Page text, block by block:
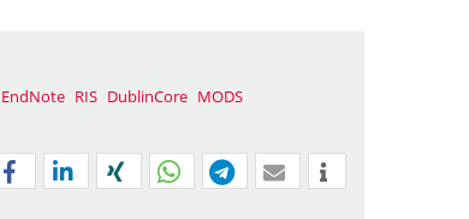
EndNote RIS DublinCore MODS